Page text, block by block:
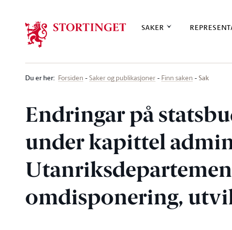
SAKER
Du er her: Forsiden Saker og publikasjoner Finn saken Sak
Endringar på
under kapittel
omdisponering,